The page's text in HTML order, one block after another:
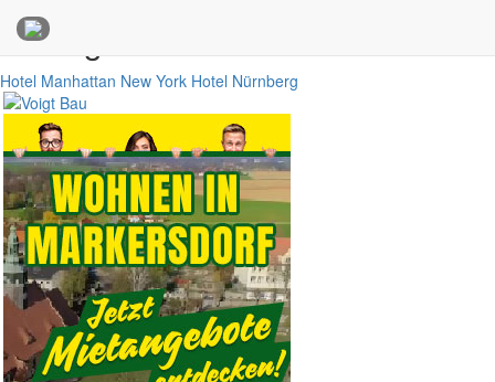
Anzeigen
Hotel Manhattan New York Hotel Nürnberg